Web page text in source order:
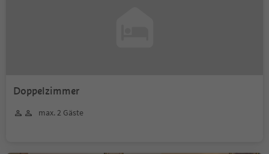
Doppelzimmer
max. 2 Gäste